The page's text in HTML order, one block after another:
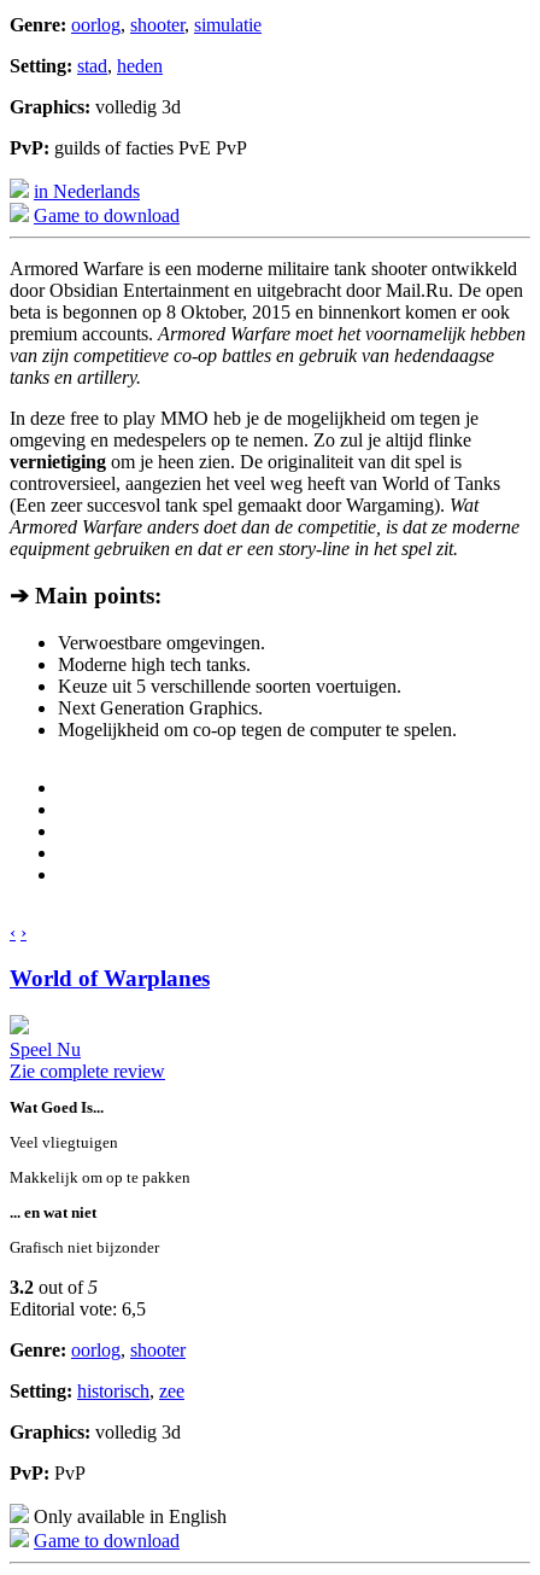
Genre: oorlog, shooter, simulatie
Setting: stad, heden
Graphics: volledig 3d
PvP: guilds of facties PvE PvP
in Nederlands
Game to download
Armored Warfare is een moderne militaire tank shooter ontwikkeld
door Obsidian Entertainment en uitgebracht door Mail.Ru. De open
beta is begonnen op 8 Oktober, 2015 en binnenkort komen er ook
premium accounts. Armored Warfare moet het voornamelijk hebben
van zijn competitieve co-op battles en gebruik van hedendaagse
tanks en artillery.
In deze free to play MMO heb je de mogelijkheid om tegen je
omgeving en medespelers op te nemen. Zo zul je altijd flinke
vernietiging om je heen zien. De originaliteit van dit spel is
controversieel, aangezien het veel weg heeft van World of Tanks
(Een zeer succesvol tank spel gemaakt door Wargaming). Wat
Armored Warfare anders doet dan de competitie, is dat ze moderne
equipment gebruiken en dat er een story-line in het spel zit.
➔ Main points:
Verwoestbare omgevingen.
Moderne high tech tanks.
Keuze uit 5 verschillende soorten voertuigen.
Next Generation Graphics.
Mogelijkheid om co-op tegen de computer te spelen.
‹ ›
World of Warplanes
Speel Nu
Zie complete review
Wat Goed Is...
Veel vliegtuigen
Makkelijk om op te pakken
... en wat niet
Grafisch niet bijzonder
3.2 out of5
Editorial vote: 6,5
Genre: oorlog, shooter
Setting: historisch, zee
Graphics: volledig 3d
PvP: PvP
Only available in English
Game to download